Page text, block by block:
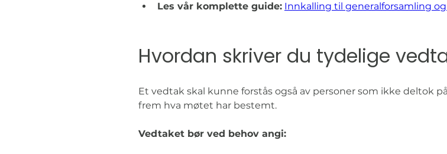
Les vår komplette guide: Innkalling til generalforsamling
Hvordan skriver du tydelige
Et vedtak skal kunne forstås også av personer som ikke deltok
frem hva møtet har bestemt.
Vedtaket bør ved behov angi: